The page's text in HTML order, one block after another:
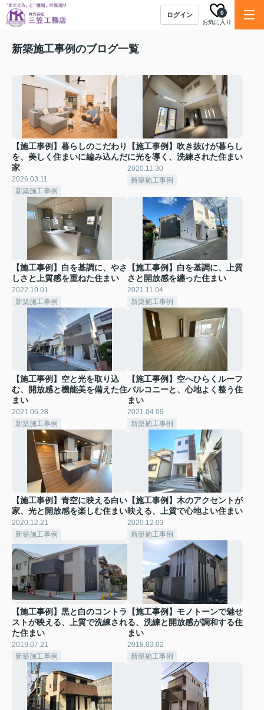
ログイン
お気に入り
0
新築施工事例のブログ一覧
【施工事例】暮らしのこだわり
を、美しく住まいに編み込んだ
家
2026.03.11
新築施工事例
【施工事例】吹き抜けが暮らし
に光を導く、洗練された住まい
2020.11.30
新築施工事例
【施工事例】白を基調に、やさ
しさと上質感を重ねた住まい
2022.10.01
新築施工事例
【施工事例】白を基調に、上質
さと開放感を纏った住まい
2021.11.04
新築施工事例
【施工事例】空と光を取り込
む、開放感と機能美を備えた住
まい
2021.06.28
新築施工事例
【施工事例】空へひらくルーフ
バルコニーと、心地よく整う住
まい
2021.04.09
新築施工事例
【施工事例】青空に映える白い
家、光と開放感を楽しむ住まい
2020.12.21
新築施工事例
【施工事例】木のアクセントが
映える、上質で心地よい住まい
2020.12.03
新築施工事例
【施工事例】黒と白のコントラ
ストが映える、上質で洗練され
た住まい
2019.07.21
新築施工事例
【施工事例】モノトーンで魅せ
る、洗練と開放感が調和する住
まい
2018.03.02
新築施工事例